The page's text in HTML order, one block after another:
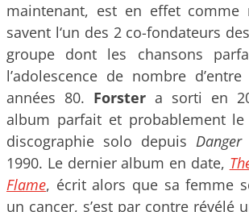
maintenant, est en effet comme
savent l‘un des 2 co-fondateurs des
groupe dont les chansons
l’adolescence de nombre
années 80. Forster a sorti en
album parfait et probablement
discographie solo depuis
1990. Le dernier album en date,
Flame, écrit alors que sa femme
un cancer, s’est par contre révélé